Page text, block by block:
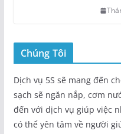
Chúng Tôi
Dịch vụ 5S sẽ mang đến
sạch sẽ ngăn nắp, cơm
đến với dịch vụ giúp việc
có thể yên tâm về người